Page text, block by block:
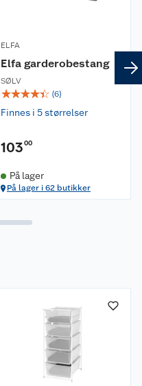
ELFA
Elfa garderobestang
SØLV
☆☆☆☆☆ (6)
Finnes i 5 størrelser
103 00
På lager
På lager i 62 butikker